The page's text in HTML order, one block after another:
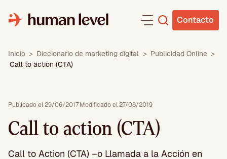
contenido
Contacto
Inicio > Diccionario de marketing digital > Publicidad Online >
Call to action (CTA)
Publicado el 29/06/2017·Modificado el 27/08/2019
Call to action (CTA)
Call to Action (CTA) –o Llamada a la Acción en